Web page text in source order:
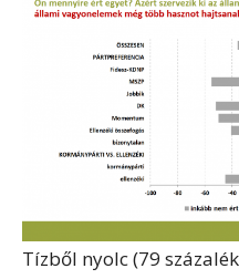
Tízből nyolc (79